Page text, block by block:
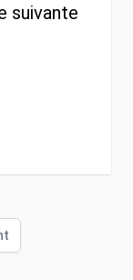
suivante
la page